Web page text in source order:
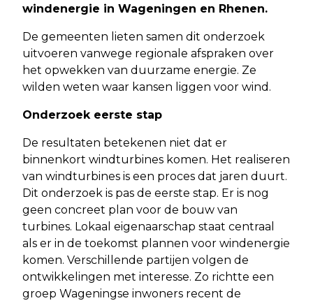
windenergie in Wageningen en Rhenen.
De gemeenten lieten samen dit onderzoek
uitvoeren vanwege regionale afspraken over
het opwekken van duurzame energie. Ze
wilden weten waar kansen liggen voor wind.
Onderzoek eerste stap
De resultaten betekenen niet dat er
binnenkort windturbines komen. Het realiseren
van windturbines is een proces dat jaren duurt.
Dit onderzoek is pas de eerste stap. Er is nog
geen concreet plan voor de bouw van
turbines. Lokaal eigenaarschap staat centraal
als er in de toekomst plannen voor windenergie
komen. Verschillende partijen volgen de
ontwikkelingen met interesse. Zo richtte een
groep Wageningse inwoners recent de